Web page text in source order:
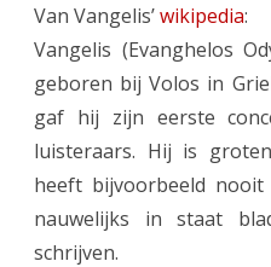
Van Vangelis’wikipedia:
Vangelis (Evanghelos
geboren bij Volos in
gaf hij zijn eerste
luisteraars. Hij is
heeft bijvoorbeeld
nauwelijks in staat
schrijven.